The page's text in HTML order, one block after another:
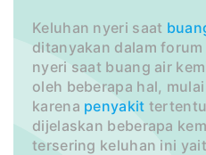
Keluhan nyeri saat
ditanyakan dalam
nyeri saat buang air
oleh beberapa hal,
karena penyakit
dijelaskan beberapa
tersering keluhan ini